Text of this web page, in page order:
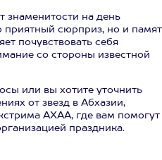
знаменитости на день
приятный сюрприз, но и
почувствовать себя
со стороны известной
или вы хотите уточнить
от звезд в Абхазии,
АХАА, где вам помогут
праздника.